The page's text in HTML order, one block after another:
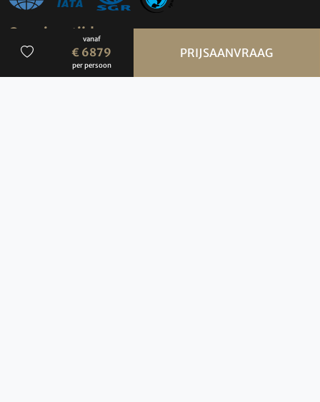
vanaf
€ 6879
per persoon
PRIJSAANVRAAG
Openingstijden
BBI Travel
maandag t/m vrijdag